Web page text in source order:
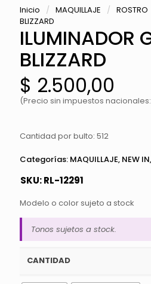
Inicio / MAQUILLAJE / ROSTRO
BLIZZARD
ILUMINADOR
BLIZZARD
$ 2.500,00
(Precio sin impuestos nacionales:
Cantidad por bulto: 512
Categorías: MAQUILLAJE, NEW IN,
SKU:RL-12291
Modelo o color sujeto a stock
Tonos sujetos a stock.
CANTIDAD